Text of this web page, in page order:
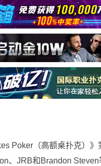
Poker（高额桌扑克）
、JRB和Brandon Steven